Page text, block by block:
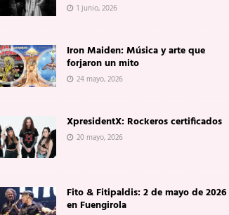
1 junio, 2026
Iron Maiden: Música y arte que
forjaron un mito
24 mayo, 2026
XpresidentX: Rockeros certificados
20 mayo, 2026
Fito & Fitipaldis: 2 de mayo de 2026
en Fuengirola